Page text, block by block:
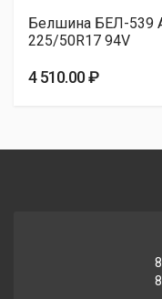
Roadmarch
Белшина БЕЛ-539
225/50R17 94V
4 510.00 ₽